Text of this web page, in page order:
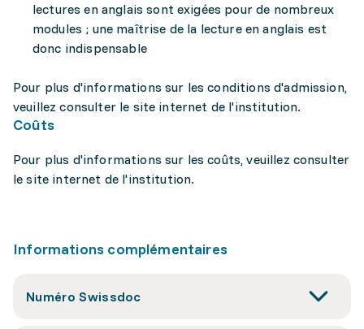
lectures en anglais sont exigées pour de nombreux
modules ; une maîtrise de la lecture en anglais est
donc indispensable
Pour plus d'informations sur les conditions d'admission,
veuillez consulter le site internet de l'institution.
Coûts
Pour plus d'informations sur les coûts, veuillez consulter
le site internet de l'institution.
Informations complémentaires
Numéro Swissdoc